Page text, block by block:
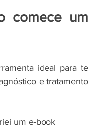
comece um
ideal para te
e tratamento
um e-book